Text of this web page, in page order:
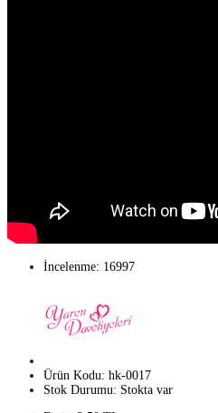
İncelenme: 16997
Ürün Kodu: hk-0017
Stok Durumu: Stokta var